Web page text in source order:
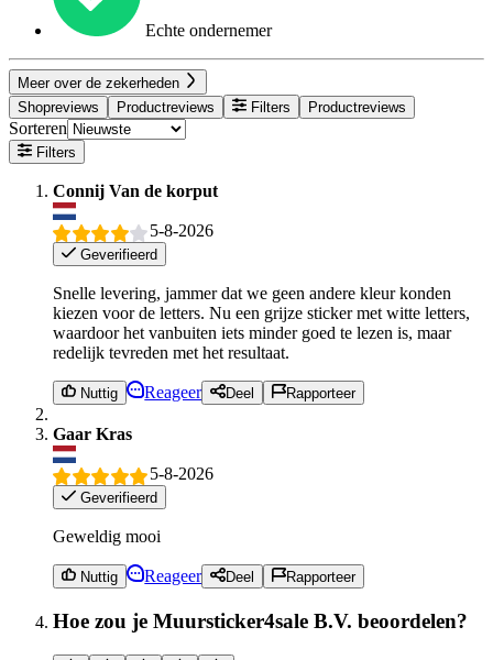
Echte ondernemer
Meer over de zekerheden
Shopreviews
Productreviews Filters Productreviews
Sorteren
Filters
Connij Van de korput
5-8-2026
Geverifieerd
Snelle levering, jammer dat we geen andere kleur konden
kiezen voor de letters. Nu een grijze sticker met witte letters,
waardoor het vanbuiten iets minder goed te lezen is, maar
redelijk tevreden met het resultaat.
Nuttig Reageer Deel Rapporteer
Gaar Kras
5-8-2026
Geverifieerd
Geweldig mooi
Nuttig Reageer Deel Rapporteer
Hoe zou je Muursticker4sale B.V. beoordelen?